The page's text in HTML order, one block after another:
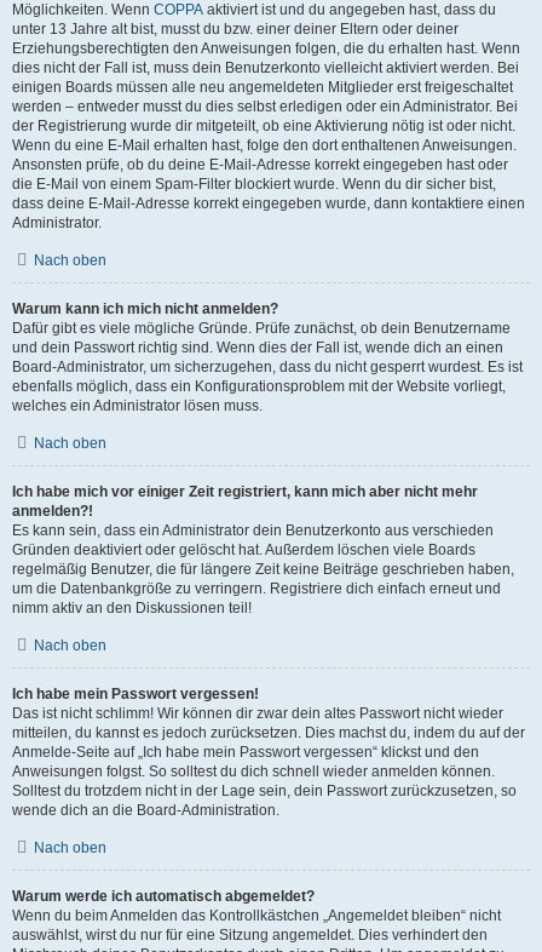
Möglichkeiten. Wenn COPPA aktiviert ist und du angegeben hast, dass du
unter 13 Jahre alt bist, musst du bzw. einer deiner Eltern oder deiner
Erziehungsberechtigten den Anweisungen folgen, die du erhalten hast. Wenn
dies nicht der Fall ist, muss dein Benutzerkonto vielleicht aktiviert werden. Bei
einigen Boards müssen alle neu angemeldeten Mitglieder erst freigeschaltet
werden – entweder musst du dies selbst erledigen oder ein Administrator. Bei
der Registrierung wurde dir mitgeteilt, ob eine Aktivierung nötig ist oder nicht.
Wenn du eine E-Mail erhalten hast, folge den dort enthaltenen Anweisungen.
Ansonsten prüfe, ob du deine E-Mail-Adresse korrekt eingegeben hast oder
die E-Mail von einem Spam-Filter blockiert wurde. Wenn du dir sicher bist,
dass deine E-Mail-Adresse korrekt eingegeben wurde, dann kontaktiere einen
Administrator.
Nach oben
Warum kann ich mich nicht anmelden?
Dafür gibt es viele mögliche Gründe. Prüfe zunächst, ob dein Benutzername
und dein Passwort richtig sind. Wenn dies der Fall ist, wende dich an einen
Board-Administrator, um sicherzugehen, dass du nicht gesperrt wurdest. Es ist
ebenfalls möglich, dass ein Konfigurationsproblem mit der Website vorliegt,
welches ein Administrator lösen muss.
Nach oben
Ich habe mich vor einiger Zeit registriert, kann mich aber nicht mehr
anmelden?!
Es kann sein, dass ein Administrator dein Benutzerkonto aus verschieden
Gründen deaktiviert oder gelöscht hat. Außerdem löschen viele Boards
regelmäßig Benutzer, die für längere Zeit keine Beiträge geschrieben haben,
um die Datenbankgröße zu verringern. Registriere dich einfach erneut und
nimm aktiv an den Diskussionen teil!
Nach oben
Ich habe mein Passwort vergessen!
Das ist nicht schlimm! Wir können dir zwar dein altes Passwort nicht wieder
mitteilen, du kannst es jedoch zurücksetzen. Dies machst du, indem du auf der
Anmelde-Seite auf „Ich habe mein Passwort vergessen“ klickst und den
Anweisungen folgst. So solltest du dich schnell wieder anmelden können.
Solltest du trotzdem nicht in der Lage sein, dein Passwort zurückzusetzen, so
wende dich an die Board-Administration.
Nach oben
Warum werde ich automatisch abgemeldet?
Wenn du beim Anmelden das Kontrollkästchen „Angemeldet bleiben“ nicht
auswählst, wirst du nur für eine Sitzung angemeldet. Dies verhindert den